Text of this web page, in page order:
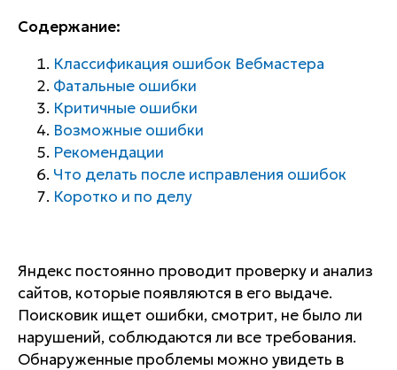
Содержание:
Классификация ошибок Вебмастера
Фатальные ошибки
Критичные ошибки
Возможные ошибки
Рекомендации
Что делать после исправления ошибок
Коротко и по делу
Яндекс постоянно проводит проверку и анализ
сайтов, которые появляются в его выдаче.
Поисковик ищет ошибки, смотрит, не было ли
нарушений, соблюдаются ли все требования.
Обнаруженные проблемы можно увидеть в